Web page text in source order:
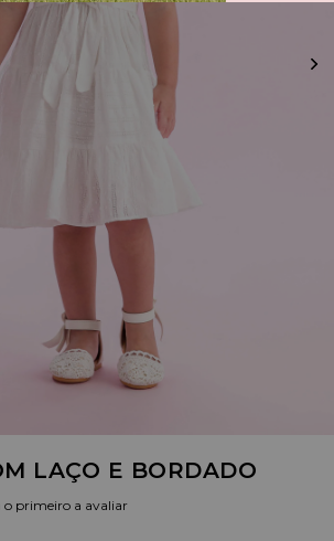
LAÇO E BORDADO
o primeiro a avaliar